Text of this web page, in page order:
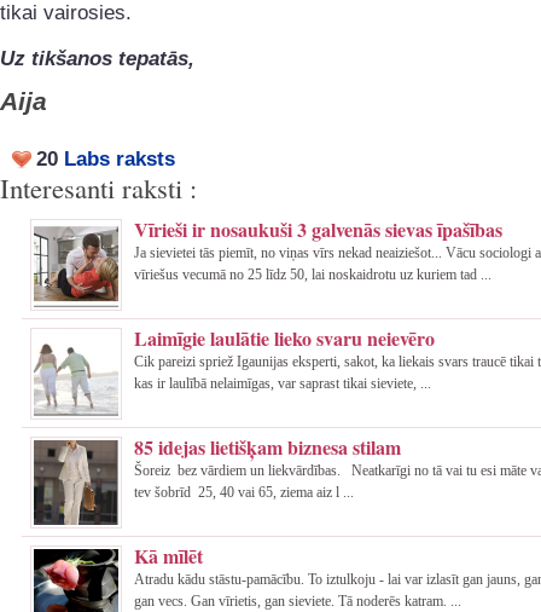
tikai vairosies.
Uz tikšanos tepatās,
Aija
20 Labs raksts
Interesanti raksti :
Vīrieši ir nosaukuši 3 galvenās sievas īpašības
Ja sievietei tās piemīt, no viņas vīrs nekad neaiziešot... Vācu sociologi
vīriešus vecumā no 25 līdz 50, lai noskaidrotu uz kuriem tad ...
Laimīgie laulātie lieko svaru neievēro
Cik pareizi spriež Igaunijas eksperti, sakot, ka liekais svars traucē tikai
kas ir laulībā nelaimīgas, var saprast tikai sieviete, ...
85 idejas lietišķam biznesa stilam
Šoreiz bez vārdiem un liekvārdības. Neatkarīgi no tā vai tu esi māte
tev šobrīd 25, 40 vai 65, ziema aiz l ...
Kā mīlēt
Atradu kādu stāstu-pamācību. To iztulkoju - lai var izlasīt gan jauns,
gan vecs. Gan vīrietis, gan sieviete. Tā noderēs katram. ...